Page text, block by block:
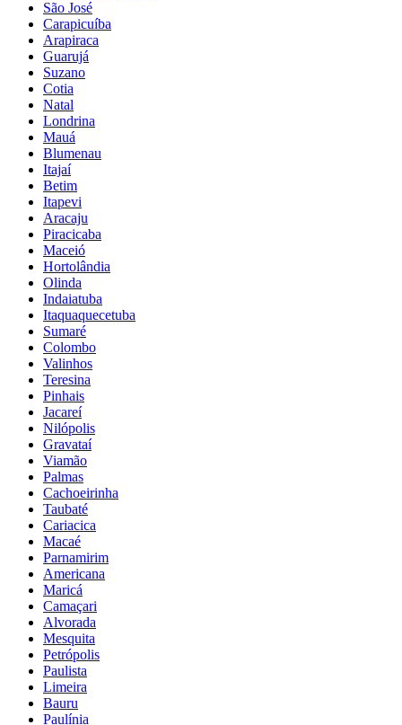
São José
Carapicuíba
Arapiraca
Guarujá
Suzano
Cotia
Natal
Londrina
Mauá
Blumenau
Itajaí
Betim
Itapevi
Aracaju
Piracicaba
Maceió
Hortolândia
Olinda
Indaiatuba
Itaquaquecetuba
Sumaré
Colombo
Valinhos
Teresina
Pinhais
Jacareí
Nilópolis
Gravataí
Viamão
Palmas
Cachoeirinha
Taubaté
Cariacica
Macaé
Parnamirim
Americana
Maricá
Camaçari
Alvorada
Mesquita
Petrópolis
Paulista
Limeira
Bauru
Paulínia